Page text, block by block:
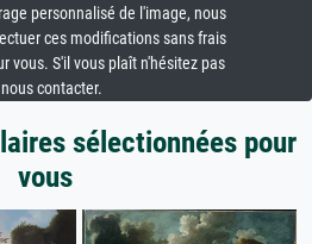
personnalisé de l'image, nous
ces modifications sans frais
vous. S'il vous plaît n'hésitez pas
contacter.
sélectionnées pour
vous